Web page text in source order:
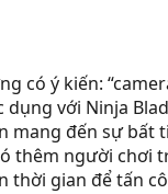
có ý kiến:
dụng với Ninja
mang đến sự bất
thêm người chơi
thời gian để tấn